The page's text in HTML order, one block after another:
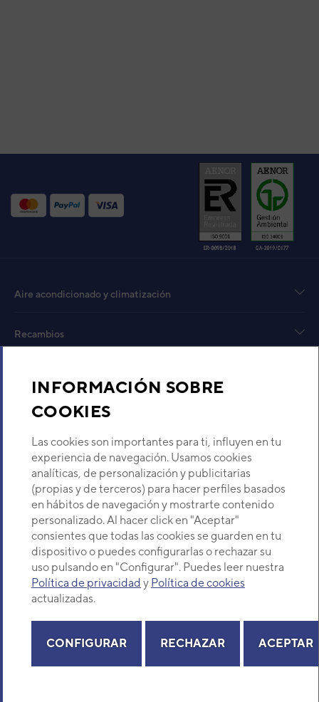
INFORMACIÓN SOBRE
COOKIES
Las cookies son importantes para ti, influyen en tu
experiencia de navegación. Usamos cookies
analíticas, de personalización y publicitarias
(propias y de terceros) para hacer perfiles basados
en hábitos de navegación y mostrarte contenido
personalizado. Al hacer click en "Aceptar"
consientes que todas las cookies se guarden en tu
dispositivo o puedes configurarlas o rechazar su
uso pulsando en "Configurar". Puedes leer nuestra
Política de privacidad y Política de cookies
actualizadas.
CONFIGURAR RECHAZAR ACEPTAR
Aire acondicionado y climatización
Recambios
Descubre Eurofred
Dónde Estamos
¿Buscas un servicio técnico?
Selecciona provincia